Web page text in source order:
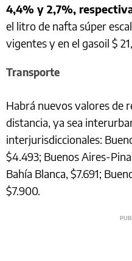
4,4% y 2,7%,
el litro de nafta súper
vigentes y en el gasoil $
Transporte
Habrá nuevos valores de
distancia, ya sea
interjurisdiccionales:
$4.493; Buenos Aires-
Bahía Blanca, $7.691;
$7.900.